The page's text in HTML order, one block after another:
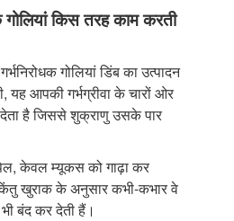
गोलियां किस तरह काम करती
गर्भनिरोधक गोलियां डिंब का उत्पादन
यह आपकी गर्भग्रीवा के चारों ओर
है जिससे शुक्राणु उसके पार
पिल, केवल म्यूकस को गाढ़ा कर
खुराक के अनुसार कभी-कभार वे
बंद कर देती हैं।